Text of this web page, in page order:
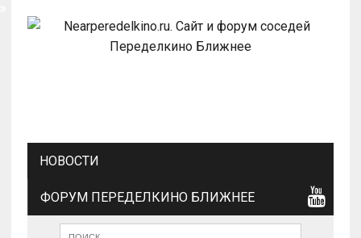
НОВОСТИ
ФОРУМ ПЕРЕДЕЛКИНО БЛИЖНЕЕ